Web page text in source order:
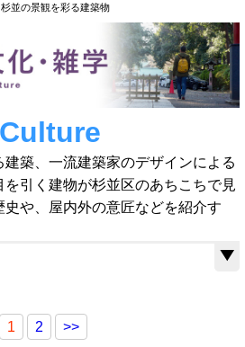
杉並の景観を彩る建築物
建築、一流建築家のデザインによる
を引く建物が杉並区のあちこちで見
や、屋内外の意匠などを紹介す
1 2 >>